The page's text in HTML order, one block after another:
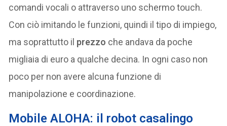
comandi vocali o attraverso uno schermo touch.
Con ciò imitando le funzioni, quindi il tipo di impiego,
ma soprattutto il prezzo che andava da poche
migliaia di euro a qualche decina. In ogni caso non
poco per non avere alcuna funzione di
manipolazione e coordinazione.
Mobile ALOHA: il robot casalingo